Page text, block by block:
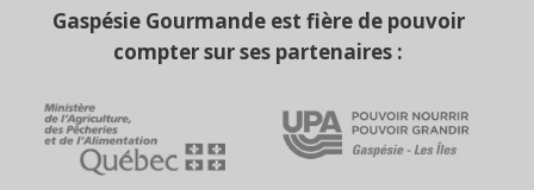
Gaspésie Gourmande est fière de pouvoir
compter sur ses partenaires :